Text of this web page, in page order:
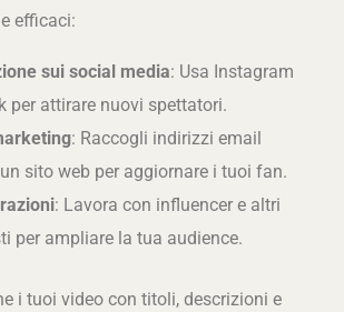
efficaci:
sui social media: Usa Instagram
per attirare nuovi spettatori.
: Raccogli indirizzi email
sito web per aggiornare i tuoi fan.
: Lavora con influencer e altri
per ampliare la tua audience.
i tuoi video con titoli, descrizioni e